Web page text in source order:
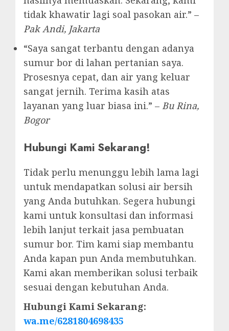
tidak khawatir lagi soal pasokan air.” –
Pak Andi, Jakarta
“Saya sangat terbantu dengan adanya
sumur bor di lahan pertanian saya.
Prosesnya cepat, dan air yang keluar
sangat jernih. Terima kasih atas
layanan yang luar biasa ini.” – Bu Rina,
Bogor
Hubungi Kami Sekarang!
Tidak perlu menunggu lebih lama lagi
untuk mendapatkan solusi air bersih
yang Anda butuhkan. Segera hubungi
kami untuk konsultasi dan informasi
lebih lanjut terkait jasa pembuatan
sumur bor. Tim kami siap membantu
Anda kapan pun Anda membutuhkan.
Kami akan memberikan solusi terbaik
sesuai dengan kebutuhan Anda.
Hubungi Kami Sekarang:
wa.me/6281804698435